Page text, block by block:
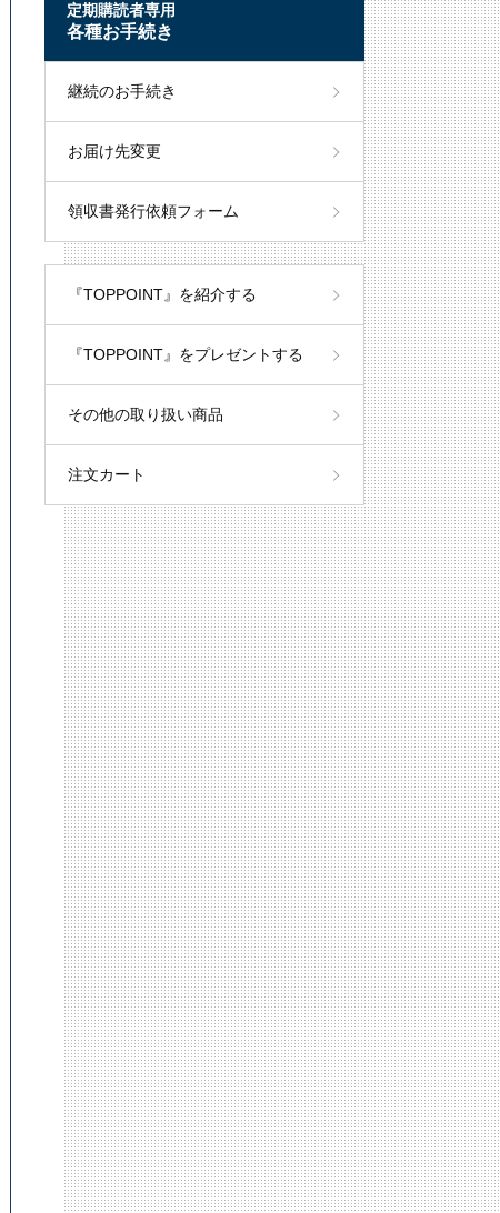
定期購読者専用
各種お手続き
継続のお手続き
お届け先変更
領収書発行依頼フォーム
『TOPPOINT』を紹介する
『TOPPOINT』をプレゼントする
その他の取り扱い商品
注文カート